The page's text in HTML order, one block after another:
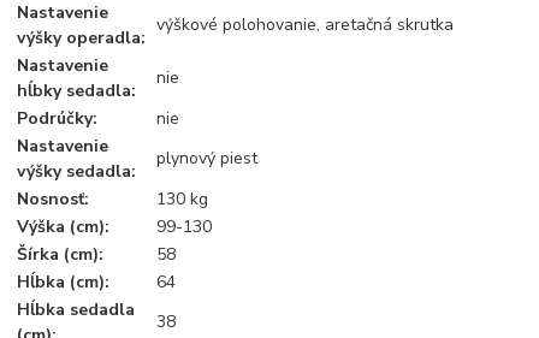
Nastavenie
výšky operadla:
výškové polohovanie, aretačná skrutka
Nastavenie
hĺbky sedadla:
nie
Podrúčky:
nie
Nastavenie
výšky sedadla:
plynový piest
Nosnosť:
130 kg
Výška (cm):
99-130
Šírka (cm):
58
Hĺbka (cm):
64
Hĺbka sedadla
38